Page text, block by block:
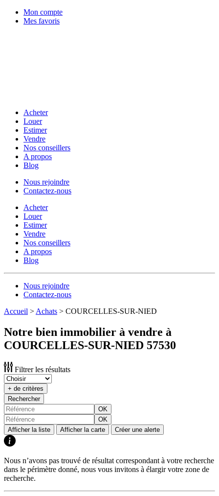
Mon compte
Mes favoris
Acheter
Louer
Estimer
Vendre
Nos conseillers
A propos
Blog
Nous rejoindre
Contactez-nous
Acheter
Louer
Estimer
Vendre
Nos conseillers
A propos
Blog
Nous rejoindre
Contactez-nous
Accueil > Achats > COURCELLES-SUR-NIED
Notre bien immobilier à vendre à
COURCELLES-SUR-NIED 57530
Filtrer les résultats
+ de critères
Rechercher
OK
OK
Afficher la liste
Afficher la carte Créer une alerte
Nous n’avons pas trouvé de résultat correspondant à votre recherche
dans le périmètre donné, nous vous invitons à élargir votre zone de
recherche.